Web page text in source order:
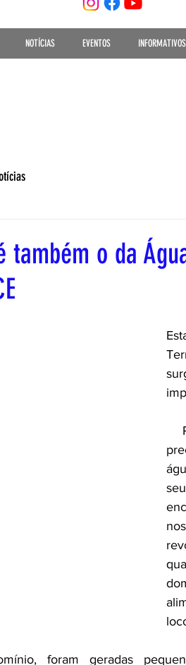
NOTÍCIAS EVENTOS INFORMATIVOS
também o da